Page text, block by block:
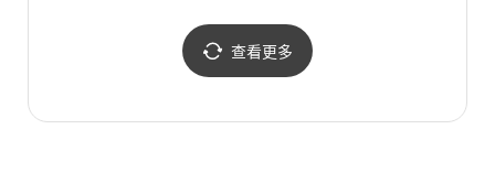
아울렛 김포점)
查看更多